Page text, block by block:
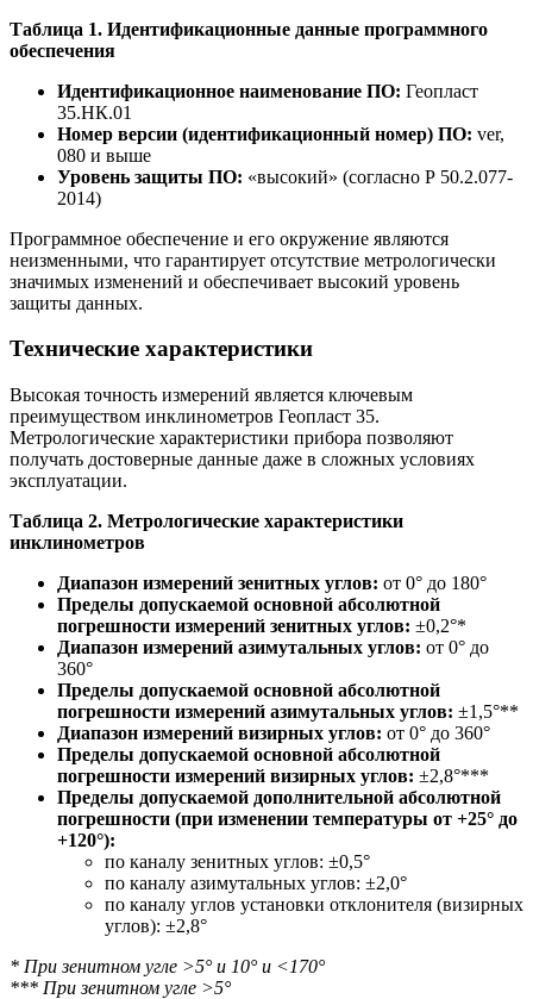
Таблица 1. Идентификационные данные программного
обеспечения
Идентификационное наименование ПО: Геопласт
35.НК.01
Номер версии (идентификационный номер) ПО: ver,
080 и выше
Уровень защиты ПО: «высокий» (согласно Р 50.2.077-
2014)
Программное обеспечение и его окружение являются
неизменными, что гарантирует отсутствие метрологически
значимых изменений и обеспечивает высокий уровень
защиты данных.
Технические характеристики
Высокая точность измерений является ключевым
преимуществом инклинометров Геопласт 35.
Метрологические характеристики прибора позволяют
получать достоверные данные даже в сложных условиях
эксплуатации.
Таблица 2. Метрологические характеристики
инклинометров
Диапазон измерений зенитных углов: от 0° до 180°
Пределы допускаемой основной абсолютной
погрешности измерений зенитных углов: ±0,2°*
Диапазон измерений азимутальных углов: от 0° до
360°
Пределы допускаемой основной абсолютной
погрешности измерений азимутальных углов: ±1,5°**
Диапазон измерений визирных углов: от 0° до 360°
Пределы допускаемой основной абсолютной
погрешности измерений визирных углов: ±2,8°***
Пределы допускаемой дополнительной абсолютной
погрешности (при изменении температуры от +25° до
+120°):
по каналу зенитных углов: ±0,5°
по каналу азимутальных углов: ±2,0°
по каналу углов установки отклонителя (визирных
углов): ±2,8°
* При зенитном угле >5° и 10° и <170°
*** При зенитном угле >5°